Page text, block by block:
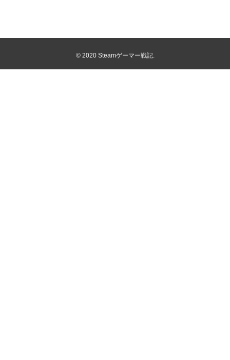
© 2020 Steamゲーマー戦記.